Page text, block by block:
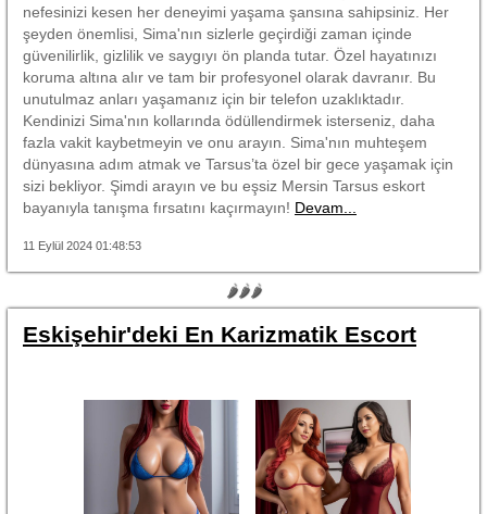
nefesinizi kesen her deneyimi yaşama şansına sahipsiniz. Her
şeyden önemlisi, Sima'nın sizlerle geçirdiği zaman içinde
güvenilirlik, gizlilik ve saygıyı ön planda tutar. Özel hayatınızı
koruma altına alır ve tam bir profesyonel olarak davranır. Bu
unutulmaz anları yaşamanız için bir telefon uzaklıktadır.
Kendinizi Sima'nın kollarında ödüllendirmek isterseniz, daha
fazla vakit kaybetmeyin ve onu arayın. Sima'nın muhteşem
dünyasına adım atmak ve Tarsus’ta özel bir gece yaşamak için
sizi bekliyor. Şimdi arayın ve bu eşsiz Mersin Tarsus eskort
bayanıyla tanışma fırsatını kaçırmayın! Devam...
11 Eylül 2024 01:48:53
🌶🌶🌶
Eskişehir'deki En Karizmatik Escort